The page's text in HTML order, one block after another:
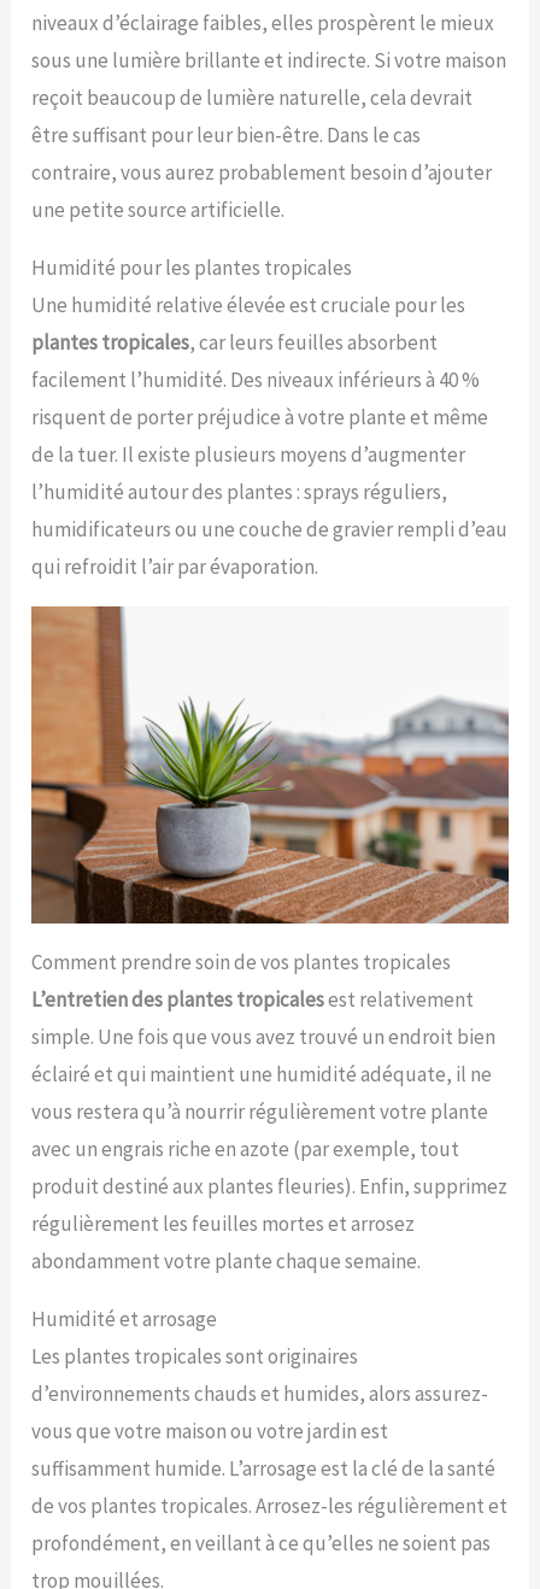
niveaux d’éclairage faibles, elles prospèrent le mieux
sous une lumière brillante et indirecte. Si votre maison
reçoit beaucoup de lumière naturelle, cela devrait
être suffisant pour leur bien-être. Dans le cas
contraire, vous aurez probablement besoin d’ajouter
une petite source artificielle.
Humidité pour les plantes tropicales
Une humidité relative élevée est cruciale pour les
plantes tropicales, car leurs feuilles absorbent
facilement l’humidité. Des niveaux inférieurs à 40 %
risquent de porter préjudice à votre plante et même
de la tuer. Il existe plusieurs moyens d’augmenter
l’humidité autour des plantes : sprays réguliers,
humidificateurs ou une couche de gravier rempli d’eau
qui refroidit l’air par évaporation.
Comment prendre soin de vos plantes tropicales
L’entretien des plantes tropicalesest relativement
simple. Une fois que vous avez trouvé un endroit bien
éclairé et qui maintient une humidité adéquate, il ne
vous restera qu’à nourrir régulièrement votre plante
avec un engrais riche en azote (par exemple, tout
produit destiné aux plantes fleuries). Enfin, supprimez
régulièrement les feuilles mortes et arrosez
abondamment votre plante chaque semaine.
Humidité et arrosage
Les plantes tropicales sont originaires
d’environnements chauds et humides, alors assurez-
vous que votre maison ou votre jardin est
suffisamment humide. L’arrosage est la clé de la santé
de vos plantes tropicales. Arrosez-les régulièrement et
profondément, en veillant à ce qu’elles ne soient pas
trop mouillées.